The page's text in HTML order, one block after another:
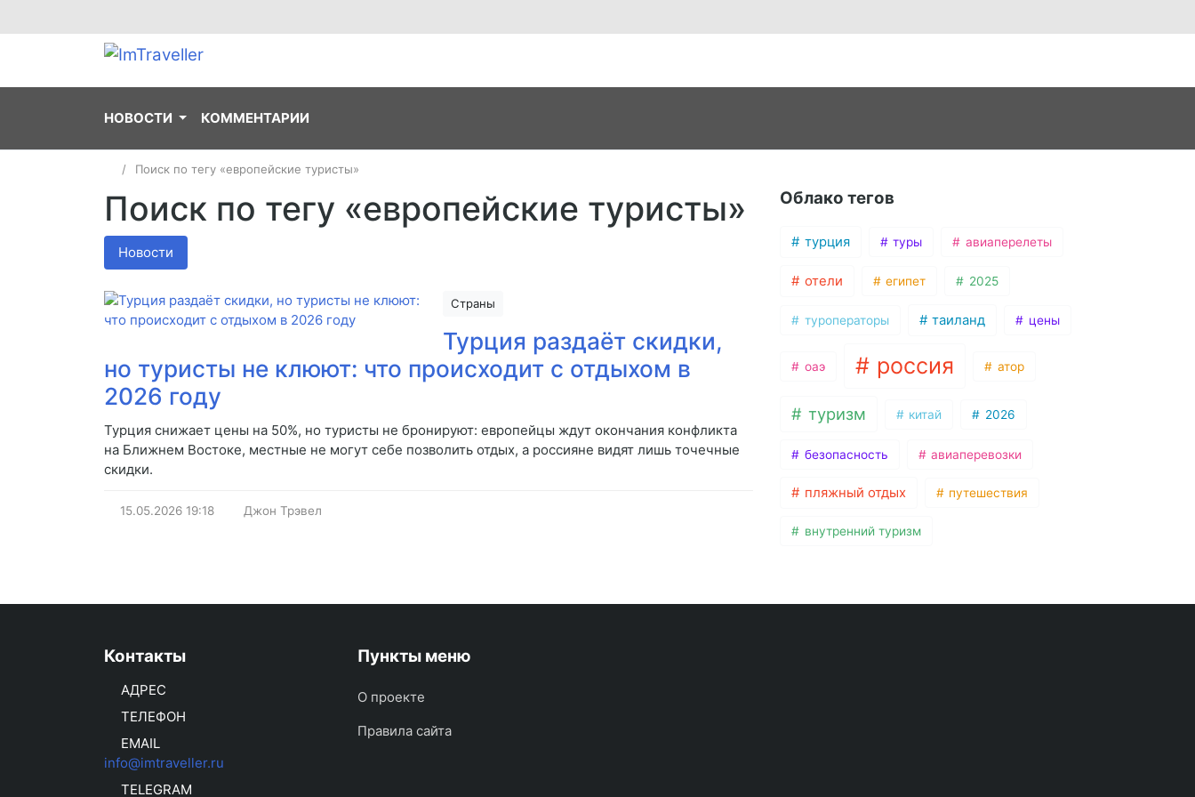
НОВОСТИ КОММЕНТАРИИ
Поиск по тегу «европейские туристы»
Поиск по тегу «европейские туристы»
Новости
Страны
Турция раздаёт скидки,
но туристы не клюют: что происходит с отдыхом в
2026 году
Турция снижает цены на 50%, но туристы не бронируют: европейцы ждут окончания конфликта
на Ближнем Востоке, местные не могут себе позволить отдых, а россияне видят лишь точечные
скидки.
15.05.2026 19:18 Джон Трэвел
Облако тегов
турция туры авиаперелеты
отели египет 2025
туроператоры таиланд цены
оаэ россия атор
туризм китай 2026
безопасность авиаперевозки
пляжный отдых путешествия
внутренний туризм
Контакты
АДРЕС
ТЕЛЕФОН
EMAIL
info@imtraveller.ru
TELEGRAM
Пункты меню
О проекте
Правила сайта